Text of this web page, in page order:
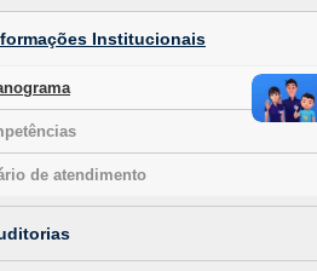
Institucionais
de atendimento